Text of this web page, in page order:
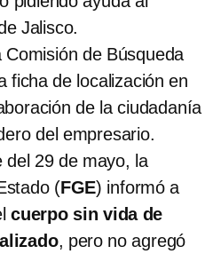
Jalisco.
de Búsqueda
ficha de localización en
de la ciudadanía
del empresario.
del 29 de mayo, la
(FGE) informó a
cuerpo sin vida de
, pero no agregó